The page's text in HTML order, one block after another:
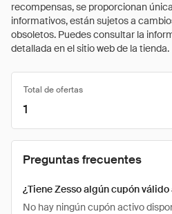
recompensas, se proporcionan
informativos, están sujetos a
obsoletos. Puedes consultar la
detallada en el sitio web de la tienda.
Total de ofertas
1
Preguntas frecuentes
¿Tiene Zesso algún cupón
No hay ningún cupón activo